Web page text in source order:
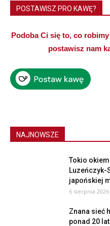
POSTAWISZ PRO KAWĘ?
Podoba Ci się to, co
postawisz nam
NAJNOWSZE
Tokio
Luzeńczyk-
japońskiej
6 sierpnia 2026
Znana sieć
ponad 20